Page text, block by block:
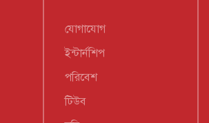
যোগাযোগ
ইন্টার্নশিপ
পরিবেশ
টিউব